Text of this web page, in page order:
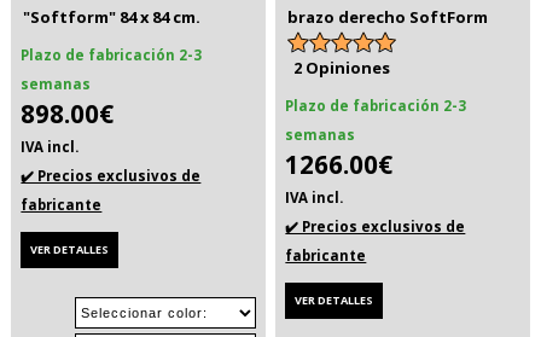
"Softform" 84 x 84 cm.
Plazo de fabricación 2-3
semanas
898.00€
IVA incl.
✔️ Precios exclusivos de
fabricante
VER DETALLES
brazo derecho SoftForm
2 Opiniones
Plazo de fabricación 2-3
semanas
1266.00€
IVA incl.
✔️ Precios exclusivos de
fabricante
VER DETALLES